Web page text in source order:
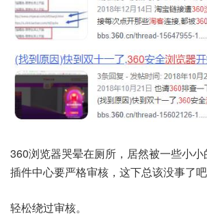
360浏览器哭晕在厕所，居然被一些小
插件中心要严格审核，这下总该没事了
轻松绕过审核。